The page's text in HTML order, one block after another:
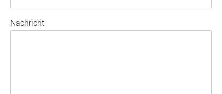
Nachricht